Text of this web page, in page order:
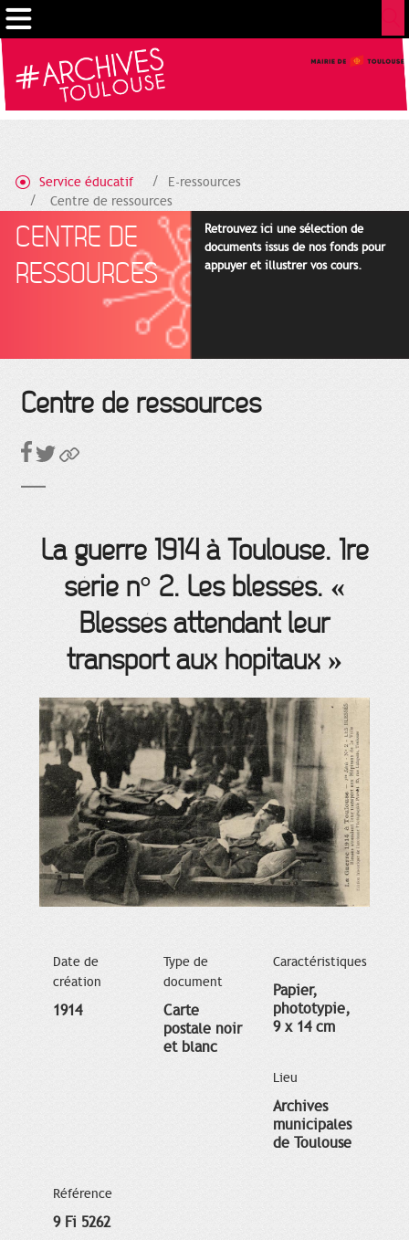
Service éducatif
E-ressources
Centre de ressources
CENTRE DE
RESSOURCES
Retrouvez ici une sélection de
documents issus de nos fonds pour
appuyer et illustrer vos cours.
Centre de ressources
La guerre 1914 à Toulouse. 1re
série n° 2. Les blessés. «
Blessés attendant leur
transport aux hôpitaux »
Date de
création
1914
Type de
document
Carte
postale noir
et blanc
Caractéristiques
Papier,
phototypie,
9 x 14 cm
Lieu
Archives
municipales
de Toulouse
Référence
9 Fi 5262
Gestion de vos préférences sur les cookies